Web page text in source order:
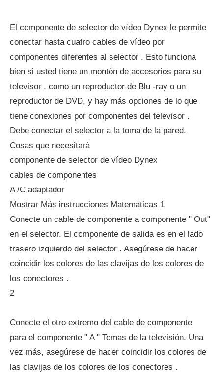
El componente de selector de vídeo Dynex le permite
conectar hasta cuatro cables de vídeo por
componentes diferentes al selector . Esto funciona
bien si usted tiene un montón de accesorios para su
televisor , como un reproductor de Blu -ray o un
reproductor de DVD, y hay más opciones de lo que
tiene conexiones por componentes del televisor .
Debe conectar el selector a la toma de la pared.
Cosas que necesitará
componente de selector de vídeo Dynex
cables de componentes
A /C adaptador
Mostrar Más instrucciones Matemáticas 1
Conecte un cable de componente a componente " Out"
en el selector. El componente de salida es en el lado
trasero izquierdo del selector . Asegúrese de hacer
coincidir los colores de las clavijas de los colores de
los conectores .
2
Conecte el otro extremo del cable de componente
para el componente " A " Tomas de la televisión. Una
vez más, asegúrese de hacer coincidir los colores de
las clavijas de los colores de los conectores .